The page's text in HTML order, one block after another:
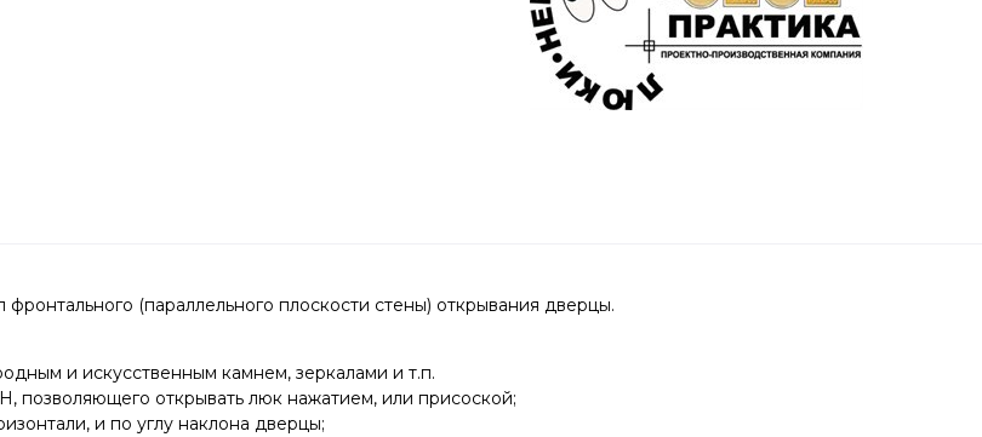
(параллельного плоскости стены) открывания дверцы.
и искусственным камнем, зеркалами и т.п.
позволяющего открывать люк нажатием, или присоской;
и по углу наклона дверцы;